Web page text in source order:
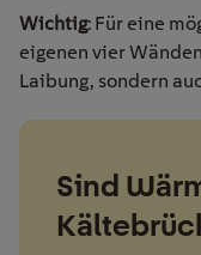
Wichtig: Für eine
eigenen vier
Laibung, sondern
Sind